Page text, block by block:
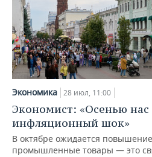
Экономика 28 июл, 11:00
Экономист: «Осенью
инфляционный шок»
В октябре ожидается
промышленные товары — это